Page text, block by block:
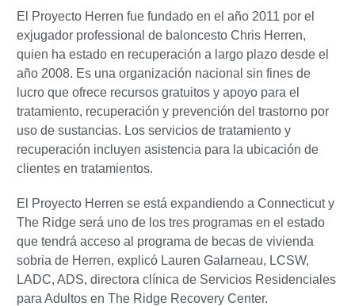
El Proyecto Herren fue fundado en el año 2011 por el
exjugador professional de baloncesto Chris Herren,
quien ha estado en recuperación a largo plazo desde el
año 2008. Es una organización nacional sin fines de
lucro que ofrece recursos gratuitos y apoyo para el
tratamiento, recuperación y prevención del trastorno por
uso de sustancias. Los servicios de tratamiento y
recuperación incluyen asistencia para la ubicación de
clientes en tratamientos.
El Proyecto Herren se está expandiendo a Connecticut y
The Ridge será uno de los tres programas en el estado
que tendrá acceso al programa de becas de vivienda
sobria de Herren, explicó Lauren Galarneau, LCSW,
LADC, ADS, directora clínica de Servicios Residenciales
para Adultos en The Ridge Recovery Center.